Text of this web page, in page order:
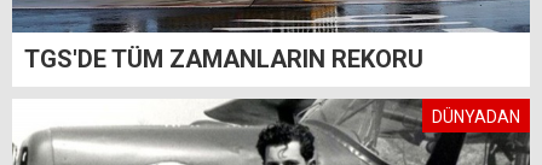
TGS'DE TÜM ZAMANLARIN REKORU
DÜNYADAN